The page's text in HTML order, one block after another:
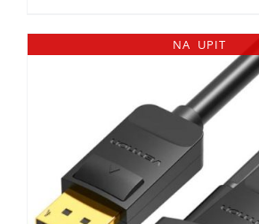
NA UPIT